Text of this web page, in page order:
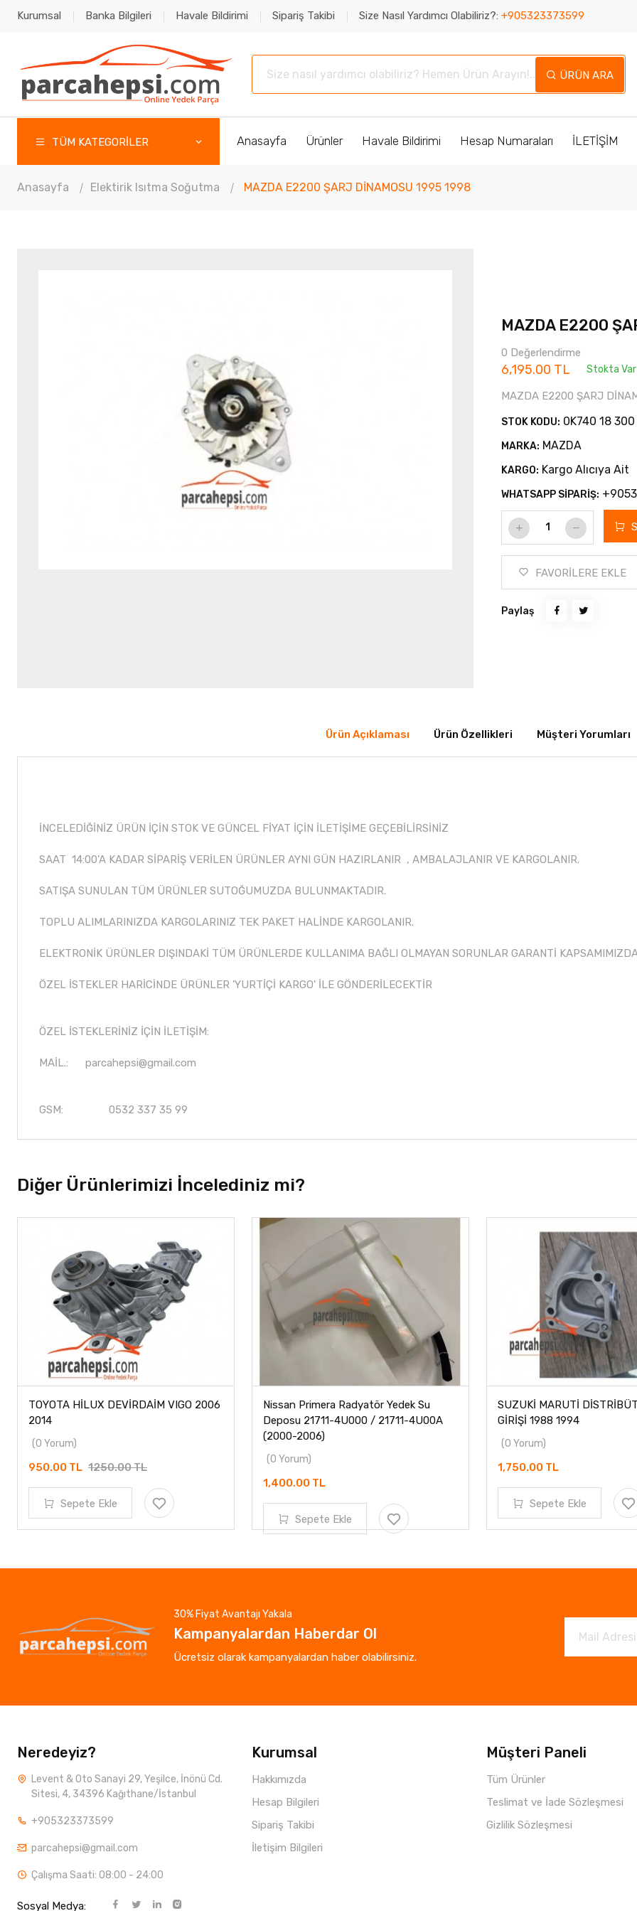
Kurumsal Banka Bilgileri Havale Bildirimi Sipariş Takibi Size Nasıl Yardımcı Olabiliriz?: +905323373599
ÜRÜN ARA
TÜM KATEGORİLER Anasayfa Ürünler Havale Bildirimi Hesap Numaraları İLETİŞİM
Anasayfa Elektirik Isıtma Soğutma MAZDA E2200 ŞARJ DİNAMOSU 1995 1998
MAZDA E2200
0 Değerlendirme
6,195.00 TL Stokta Var
MAZDA E2200 ŞARJ
STOK KODU: 0K740 18 300
MARKA: MAZDA
KARGO: Kargo Alıcıya Ait
WHATSAPP SİPARİŞ:
FAVORİLERE EKLE
Paylaş
Ürün Açıklaması Ürün Özellikleri Müşteri Yorumları
İNCELEDİĞİNİZ ÜRÜN İÇİN STOK VE GÜNCEL FİYAT İÇİN İLETİŞİME GEÇEBİLİRSİNİZ
SAAT 14:00'A KADAR SİPARİŞ VERİLEN ÜRÜNLER AYNI GÜN HAZIRLANIR , AMBALAJLANIR VE KARGOLANIR.
SATIŞA SUNULAN TÜM ÜRÜNLER SUTOĞUMUZDA BULUNMAKTADIR.
TOPLU ALIMLARINIZDA KARGOLARINIZ TEK PAKET HALİNDE KARGOLANIR.
ELEKTRONİK ÜRÜNLER DIŞINDAKİ TÜM ÜRÜNLERDE KULLANIMA BAĞLI OLMAYAN SORUNLAR GARANTİ
ÖZEL İSTEKLER HARİCİNDE ÜRÜNLER 'YURTİÇİ KARGO' İLE GÖNDERİLECEKTİR
ÖZEL İSTEKLERİNİZ İÇİN İLETİŞİM:
MAİL.: parcahepsi@gmail.com
GSM: 0532 337 35 99
Diğer Ürünlerimizi İncelediniz mi?
TOYOTA HİLUX DEVİRDAİM VIGO 2006
2014
(0 Yorum)
950.00 TL 1250.00 TL
Sepete Ekle
Nissan Primera Radyatör Yedek Su
Deposu 21711-4U000 / 21711-4U00A
(2000-2006)
(0 Yorum)
1,400.00 TL
Sepete Ekle
SUZUKİ MARUTİ
GİRİŞİ 1988 1994
(0 Yorum)
1,750.00 TL
Sepete Ekle
30% Fiyat Avantajı Yakala
Kampanyalardan Haberdar Ol
Ücretsiz olarak kampanyalardan haber olabilirsiniz.
Neredeyiz?
Levent & Oto Sanayi 29, Yeşilce, İnönü Cd.
Sitesi, 4, 34396 Kağıthane/İstanbul
+905323373599
parcahepsi@gmail.com
Çalışma Saati: 08:00 - 24:00
Sosyal Medya:
Kurumsal
Hakkımızda
Hesap Bilgileri
Sipariş Takibi
İletişim Bilgileri
Müşteri Paneli
Tüm Ürünler
Teslimat ve İade Sözleşmesi
Gizlilik Sözleşmesi